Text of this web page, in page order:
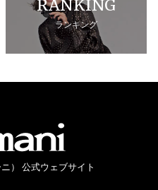
RANKING
ランキング
） 公式ウェブサイト